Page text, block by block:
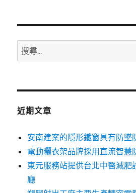
搜
尋
鍵
近期文章
安南建案的隱形鐵窗具有防墜
電動曬衣架品牌採用直流智慧
東元服務站提供台北中醫減肥
廳